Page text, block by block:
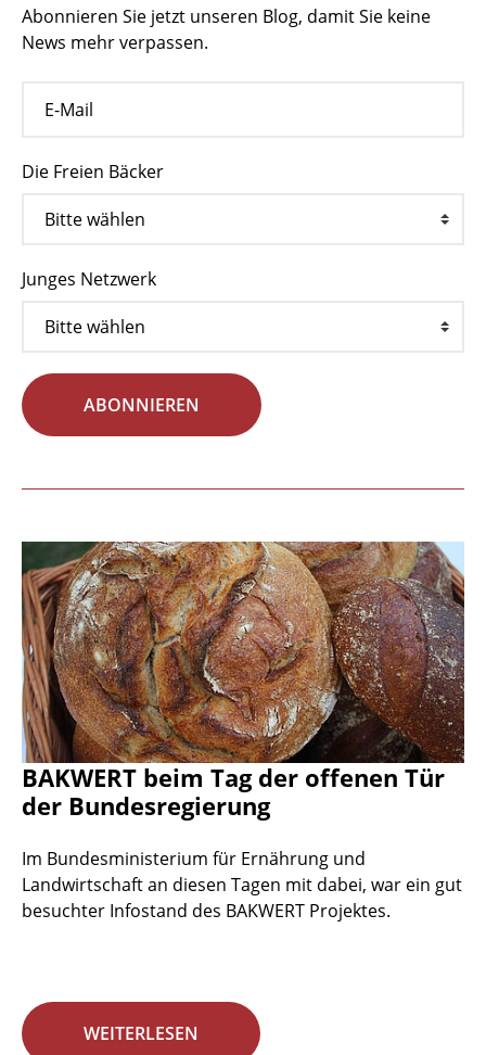
Abonnieren Sie jetzt unseren Blog, damit Sie keine
News mehr verpassen.
Die Freien Bäcker
Junges Netzwerk
ABONNIEREN
BAKWERT beim Tag der offenen Tür
der Bundesregierung
Im Bundesministerium für Ernährung und
Landwirtschaft an diesen Tagen mit dabei, war ein gut
besuchter Infostand des BAKWERT Projektes.
WEITERLESEN